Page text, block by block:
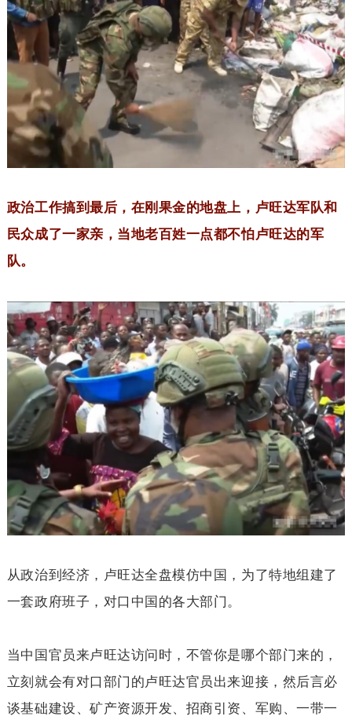
政治工作搞到最后，在刚果金的地盘上，卢旺达军队和
民众成了一家亲，当地老百姓一点都不怕卢旺达的军
队。
从政治到经济，卢旺达全盘模仿中国，为了特地组建了
一套政府班子，对口中国的各大部门。
当中国官员来卢旺达访问时，不管你是哪个部门来的，
立刻就会有对口部门的卢旺达官员出来迎接，然后言必
谈基础建设、矿产资源开发、招商引资、军购、一带一